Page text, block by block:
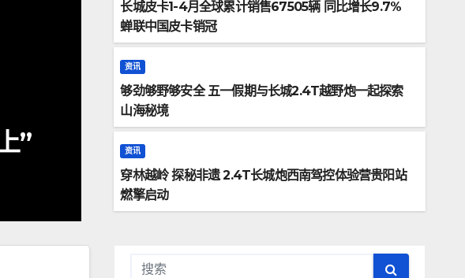
够劲够野够安全 五一假期与长城2.4T越野
山海秘境
ADMIN
长城皮卡1-4月全球累计销售67505辆 同比增长9.7%
蝉联中国皮卡销冠
资讯
够劲够野够安全 五一假期与长城2.4T越野炮一起探索
山海秘境
资讯
穿林越岭 探秘非遗 2.4T长城炮西南驾控体验营贵阳站
燃擎启动